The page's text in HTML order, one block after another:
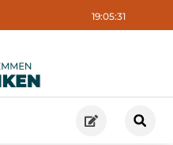
19:05:32